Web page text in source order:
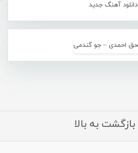
دانلود آهنگ جدید
بازگشت به بالا